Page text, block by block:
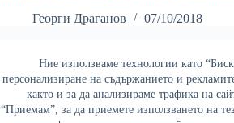
Ние използваме технологии като
персонализиране на съдържанието и
както и за да анализираме трафика на
“Приемам”, за да приемете използването на
Георги Драганов
07/10/2018